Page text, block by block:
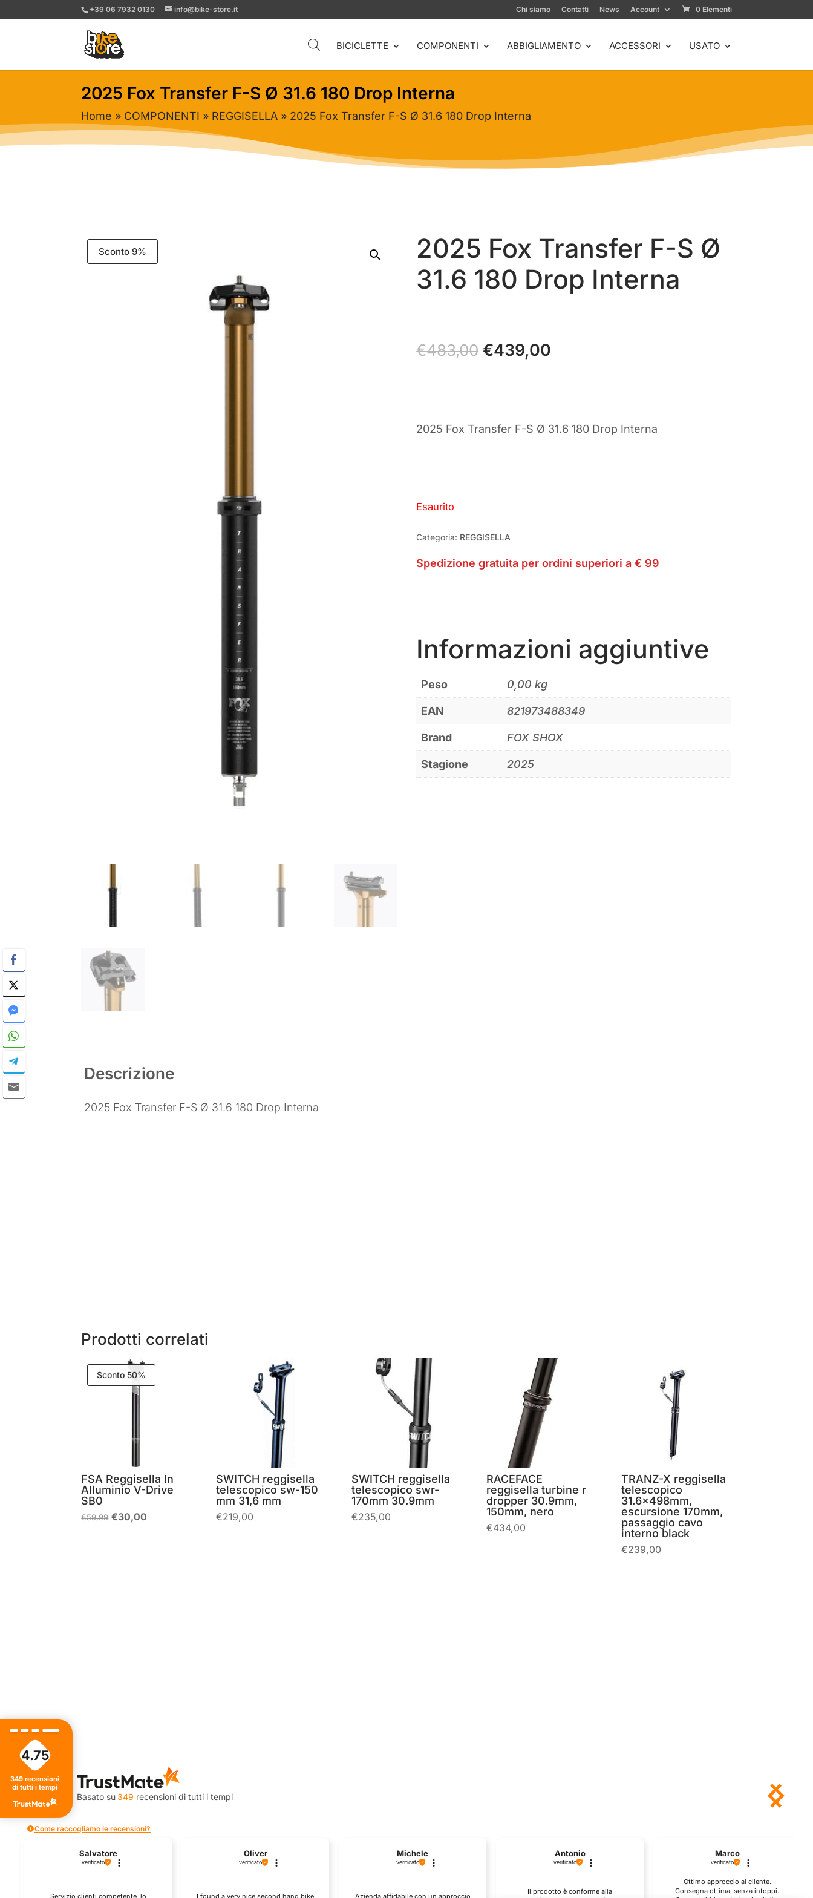
+39 06 7932 0130 info@bike-store.it Chi siamo Contatti News Account 0 Elementi
BICICLETTE COMPONENTI ABBIGLIAMENTO ACCESSORI USATO
2025 Fox Transfer F-S Ø 31.6 180 Drop Interna
Home » COMPONENTI » REGGISELLA » 2025 Fox Transfer F-S Ø 31.6 180 Drop Interna
Sconto 9%
2025 Fox Transfer F-S Ø
31.6 180 Drop Interna
€483,00 Il
€439,00
2025 Fox Transfer F-S Ø 31.6 180 Drop Interna
Esaurito
Categoria: REGGISELLA
Spedizione gratuita per ordini superiori a € 99
Informazioni aggiuntive
Peso 0,00 kg
EAN 821973488349
Brand FOX SHOX
Stagione 2025
Descrizione
2025 Fox Transfer F-S Ø 31.6 180 Drop Interna
Prodotti correlati
Sconto 50%
FSA Reggisella In
Alluminio V-Drive
SB0
€59,99 Il
prezzo
€30,00
SWITCH reggisella
telescopico sw-150
mm 31,6 mm
€219,00
SWITCH reggisella
telescopico swr-
170mm 30.9mm
€235,00
RACEFACE
reggisella turbine r
dropper 30.9mm,
150mm, nero
€434,00
TRANZ-X reggisella
telescopico
31.6x498mm,
escursione 170mm,
passaggio cavo
interno black
€239,00
4.75
Valutazione Basato su 349 recensionidi tutti i tempi
Come raccogliamo le recensioni?
Salvatore
verificato
Servizio clienti competente, lo
Oliver
verificato
I found a very nice second hand bike
Michele
verificato
Azienda affidabile con un approccio
Antonio
verificato
Il prodotto è conforme alla
Marco
verificato
Ottimo approccio al cliente.
Consegna ottima, senza intoppi.
4.75
349 recensioni
di tutti i tempi